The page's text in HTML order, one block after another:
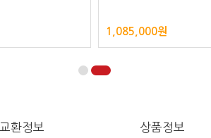
1,085,000원
교환정보 상품정보